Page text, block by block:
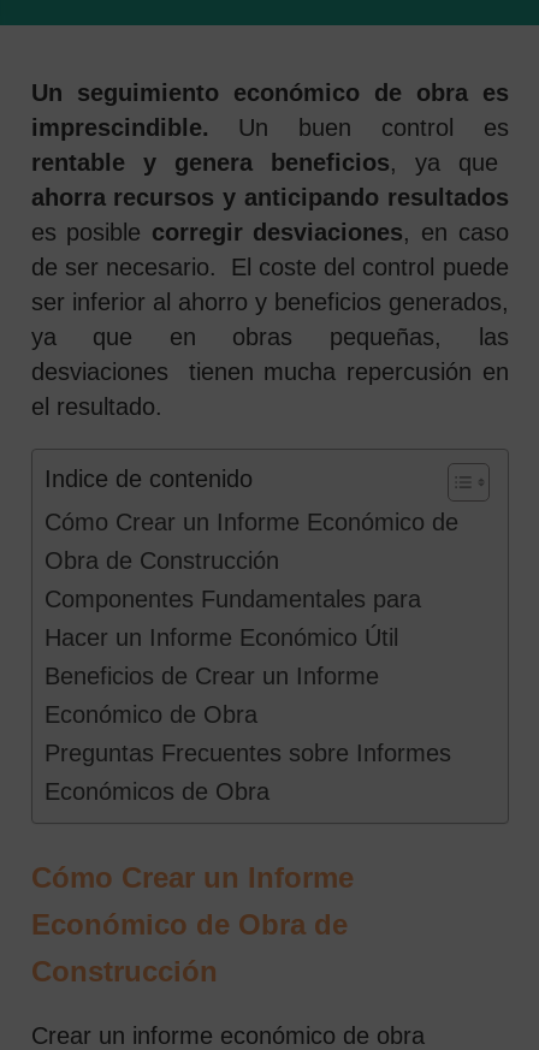
Un seguimiento económico de obra es
imprescindible. Un buen control es
rentable y genera beneficios, ya que
ahorra recursos y anticipando resultados
es posible corregir desviaciones, en caso
de ser necesario. El coste del control puede
ser inferior al ahorro y beneficios generados,
ya que en obras pequeñas, las
desviaciones tienen mucha repercusión en
el resultado.
Indice de contenido
Cómo Crear un Informe Económico de
Obra de Construcción
Componentes Fundamentales para
Hacer un Informe Económico Útil
Beneficios de Crear un Informe
Económico de Obra
Preguntas Frecuentes sobre Informes
Económicos de Obra
Cómo Crear un Informe
Económico de Obra de
Construcción
Crear un informe económico de obra